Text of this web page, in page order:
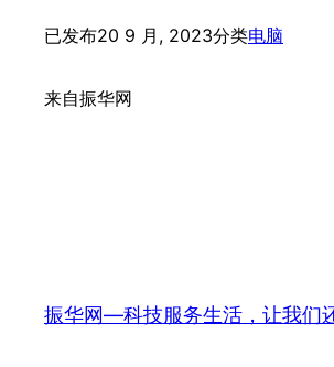
已发布20 9 月, 2023分类电脑
来自振华网
振华网—科技服务生活，让我们